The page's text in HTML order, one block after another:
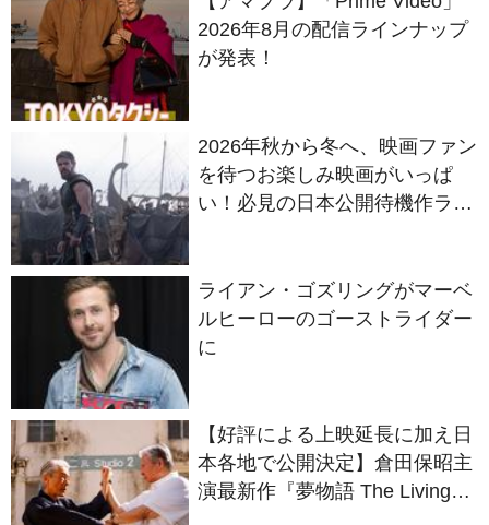
2026年8月の配信ラインナップ
が発表！
2026年秋から冬へ、映画ファン
を待つお楽しみ映画がいっぱ
い！必見の日本公開待機作ライ
ライアン・ゴズリングがマーベ
ルヒーローのゴーストライダー
に
【好評による上映延長に加え日
本各地で公開決定】倉田保昭主
演最新作『夢物語 The Living